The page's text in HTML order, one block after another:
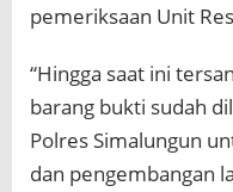
pemeriksaan Unit
“Hingga saat ini
barang bukti sudah
Polres Simalungun
dan pengembangan